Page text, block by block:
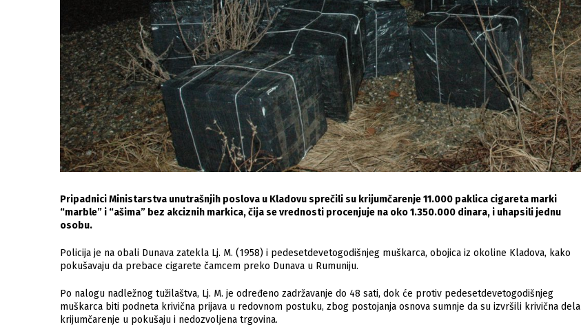
Pripadnici Ministarstva unutrašnjih poslova u Kladovu sprečili su krijumčarenje 11.000 paklica cigareta marki
“marble” i “ašima” bez akciznih markica, čija se vrednosti procenjuje na oko 1.350.000 dinara, i uhapsili jednu
osobu.
Policija je na obali Dunava zatekla Lj. M. (1958) i pedesetdevetogodišnjeg muškarca, obojica iz okoline Kladova, kako
pokušavaju da prebace cigarete čamcem preko Dunava u Rumuniju.
Po nalogu nadležnog tužilaštva, Lj. M. je određeno zadržavanje do 48 sati, dok će protiv pedesetdevetogodišnjeg
muškarca biti podneta krivična prijava u redovnom postuku, zbog postojanja osnova sumnje da su izvršili krivična dela
krijumčarenje u pokušaju i nedozvoljena trgovina.